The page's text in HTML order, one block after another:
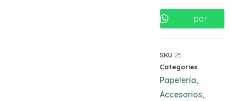
por
SKU 25
Categories
Papelería
Accesorios